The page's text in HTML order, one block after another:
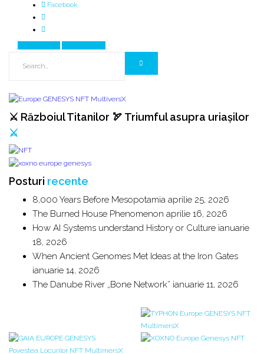
Facebook
⚔️ Războiul Titanilor 🏹 Triumful asupra uriașilor
⚔️
Posturi recente
8,000 Years Before Mesopotamia aprilie 25, 2026
The Burned House Phenomenon aprilie 16, 2026
How AI Systems understand History or Culture ianuarie
18, 2026
When Ancient Genomes Met Ideas at the Iron Gates
ianuarie 14, 2026
The Danube River „Bone Network” ianuarie 11, 2026